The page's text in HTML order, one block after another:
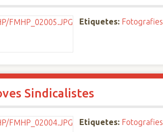
Etiquetes: Fotografies
Sindicalistes
Etiquetes: Fotografies